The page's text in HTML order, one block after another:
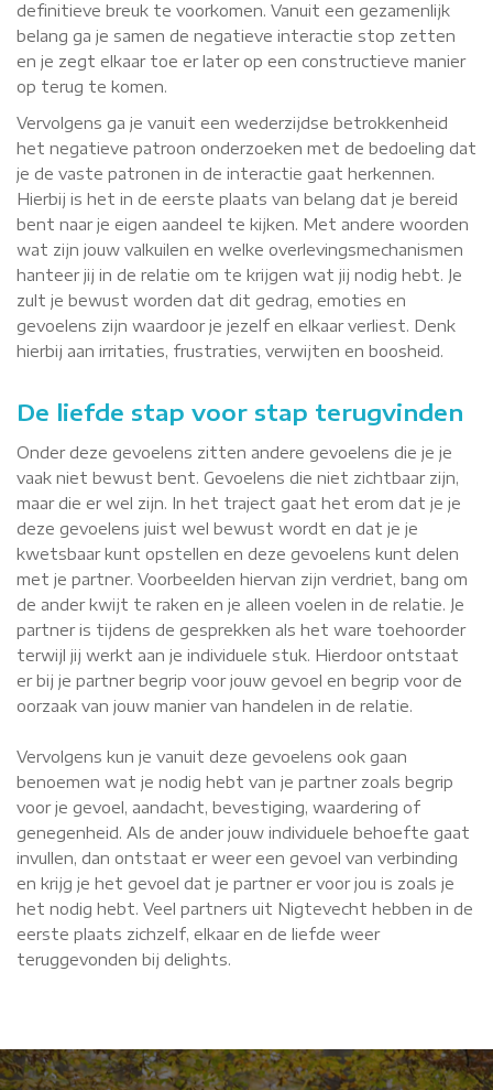
definitieve breuk te voorkomen. Vanuit een gezamenlijk
belang ga je samen de negatieve interactie stop zetten
en je zegt elkaar toe er later op een constructieve manier
op terug te komen.
Vervolgens ga je vanuit een wederzijdse betrokkenheid
het negatieve patroon onderzoeken met de bedoeling dat
je de vaste patronen in de interactie gaat herkennen.
Hierbij is het in de eerste plaats van belang dat je bereid
bent naar je eigen aandeel te kijken. Met andere woorden
wat zijn jouw valkuilen en welke overlevingsmechanismen
hanteer jij in de relatie om te krijgen wat jij nodig hebt. Je
zult je bewust worden dat dit gedrag, emoties en
gevoelens zijn waardoor je jezelf en elkaar verliest. Denk
hierbij aan irritaties, frustraties, verwijten en boosheid.
De liefde stap voor stap terugvinden
Onder deze gevoelens zitten andere gevoelens die je je
vaak niet bewust bent. Gevoelens die niet zichtbaar zijn,
maar die er wel zijn. In het traject gaat het erom dat je je
deze gevoelens juist wel bewust wordt en dat je je
kwetsbaar kunt opstellen en deze gevoelens kunt delen
met je partner. Voorbeelden hiervan zijn verdriet, bang om
de ander kwijt te raken en je alleen voelen in de relatie. Je
partner is tijdens de gesprekken als het ware toehoorder
terwijl jij werkt aan je individuele stuk. Hierdoor ontstaat
er bij je partner begrip voor jouw gevoel en begrip voor de
oorzaak van jouw manier van handelen in de relatie.
Vervolgens kun je vanuit deze gevoelens ook gaan
benoemen wat je nodig hebt van je partner zoals begrip
voor je gevoel, aandacht, bevestiging, waardering of
genegenheid. Als de ander jouw individuele behoefte gaat
invullen, dan ontstaat er weer een gevoel van verbinding
en krijg je het gevoel dat je partner er voor jou is zoals je
het nodig hebt. Veel partners uit Nigtevecht hebben in de
eerste plaats zichzelf, elkaar en de liefde weer
teruggevonden bij delights.